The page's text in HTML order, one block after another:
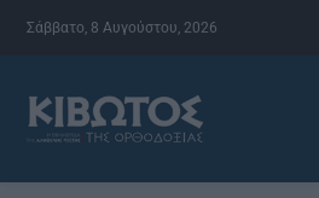
Σάββατο, 8 Αυγούστου, 2026